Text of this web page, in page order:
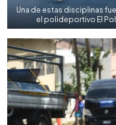
Una de estas disciplinas
el polideportivo El